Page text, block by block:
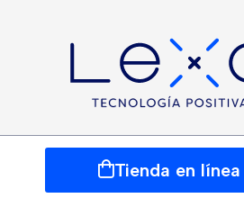
Tienda en línea